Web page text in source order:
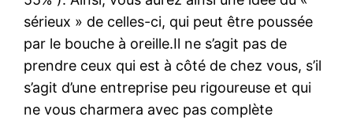
sérieux » de celles-ci, qui peut être poussée
par le bouche à oreille.Il ne s’agit pas de
prendre ceux qui est à côté de chez vous, s’il
s’agit d’une entreprise peu rigoureuse et qui
ne vous charmera avec pas complète